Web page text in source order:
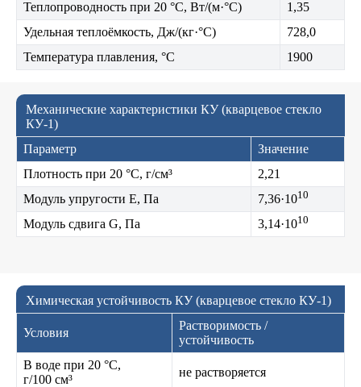
Теплопроводность при 20 °C, Вт/(м·°C)
1,35
Удельная теплоёмкость, Дж/(кг·°C)
728,0
Температура плавления, °C
1900
Механические характеристики КУ (кварцевое стекло
КУ-1)
Параметр
Значение
Плотность при 20 °C, г/см³
2,21
Модуль упругости E, Па
7,36·1010
Модуль сдвига G, Па 3,14·1010
Химическая устойчивость КУ (кварцевое стекло КУ-1)
Условия
Растворимость /
устойчивость
В воде при 20 °C,
г/100 см³
не растворяется